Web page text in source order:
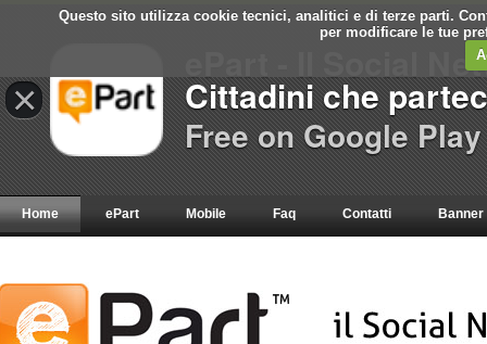
Questo sito utilizza cookie tecnici, analitici e di terze parti.
per modificare le tue
Home ePart Mobile Faq Contatti Banner
×
ePart - Il Social
Cittadini che
Free on Google Play